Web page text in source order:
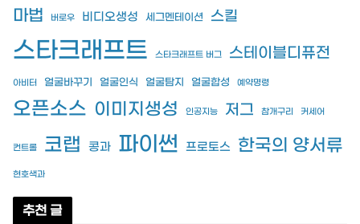
마법 버로우 비디오생성 세그멘테이션 스킬
스타크래프트 스타크래프트 버그 스테이블디퓨전
아비터 얼굴바꾸기 얼굴인식 얼굴탐지 얼굴합성 예약명령
오픈소스 이미지생성 인공지능 저그 참개구리 커세어
컨트롤 코랩 콩과 파이썬 프로토스 한국의 양서류
현호색과
추천 글